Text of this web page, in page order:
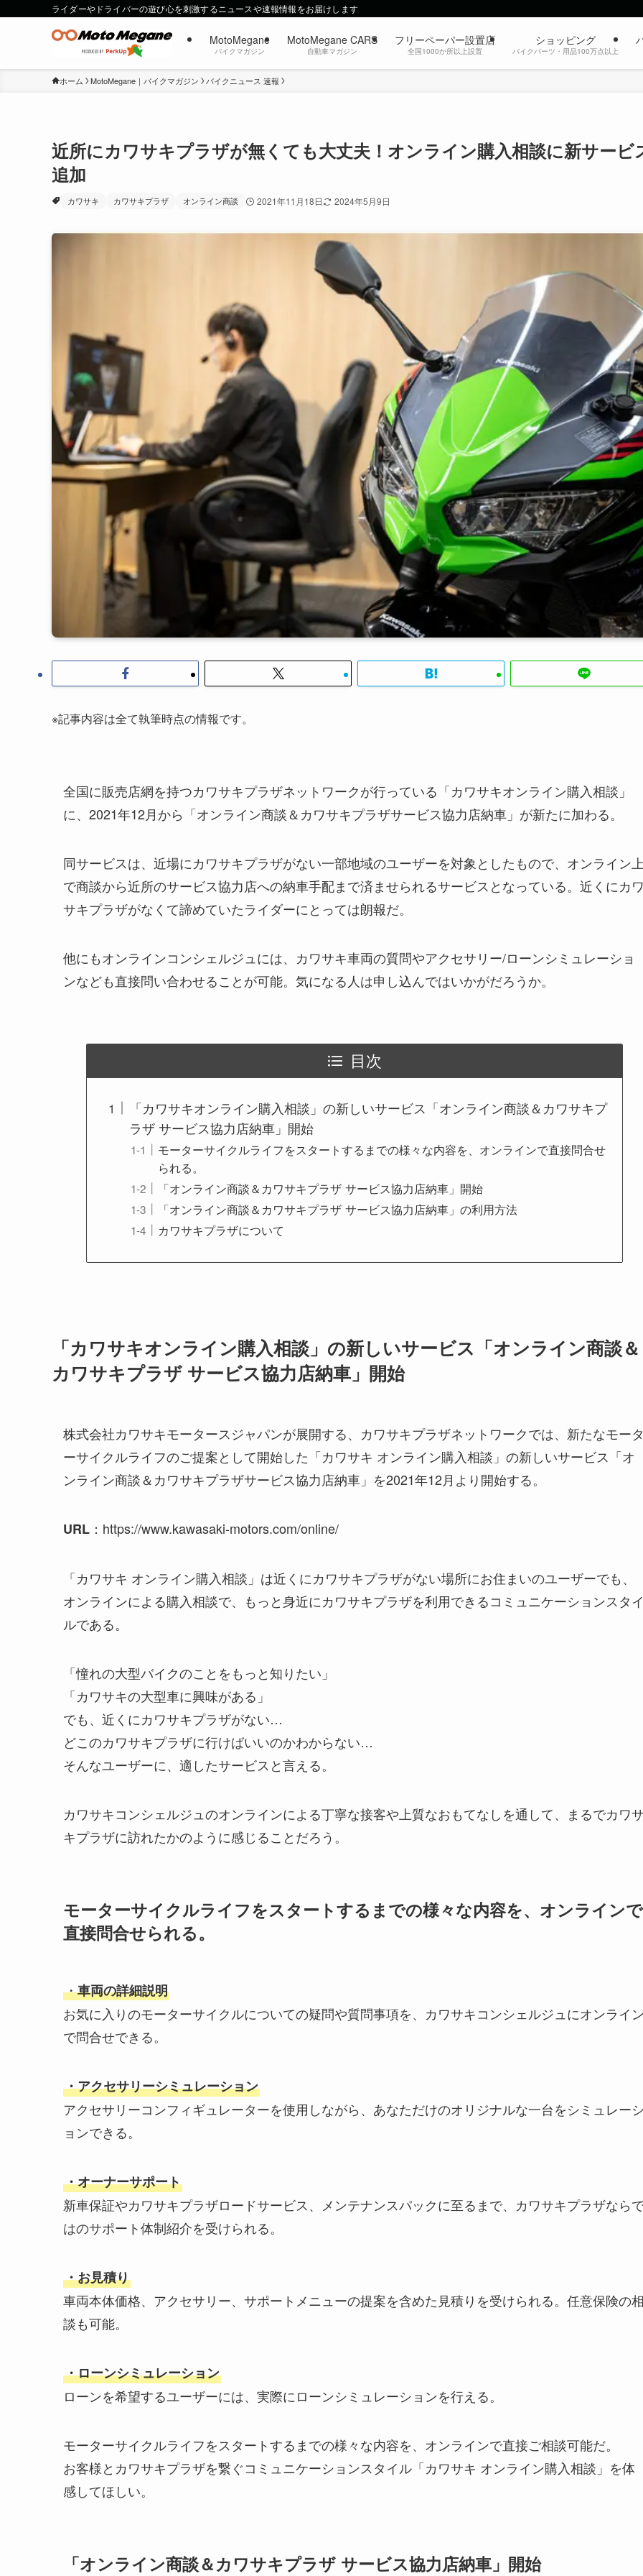
ライダーやドライバーの遊び心を刺激するニュースや速報情報をお届けします
MotoMegane
バイクマガジン
MotoMegane CARS
自動車マガジン
フリーペーパー設置店
全国1000か所以上設置
ショッピング
バイクパーツ・用品100万点以上
ホーム MotoMegane｜バイクマガジン バイクニュース 速報
近所にカワサキプラザが無くても大丈夫！オンライン購入相談に新サービ
追加
カワサキ カワサキプラザ オンライン商談 2021年11月18日 2024年5月9日
※記事内容は全て執筆時点の情報です。
全国に販売店網を持つカワサキプラザネットワークが行っている「カワサキオンライン購入相談」
に、2021年12月から「オンライン商談＆カワサキプラザサービス協力店納車」が新たに加わる。
同サービスは、近場にカワサキプラザがない一部地域のユーザーを対象としたもので、オンライン
で商談から近所のサービス協力店への納車手配まで済ませられるサービスとなっている。近くにカ
サキプラザがなくて諦めていたライダーにとっては朗報だ。
他にもオンラインコンシェルジュには、カワサキ車両の質問やアクセサリー/ローンシミュレーショ
ンなども直接問い合わせることが可能。気になる人は申し込んではいかがだろうか。
目次
「カワサキオンライン購入相談」の新しいサービス「オンライン商談＆カワサキプ
ラザ サービス協力店納車」開始
モーターサイクルライフをスタートするまでの様々な内容を、オンラインで直接問合せ
られる。
「オンライン商談＆カワサキプラザ サービス協力店納車」開始
「オンライン商談＆カワサキプラザ サービス協力店納車」の利用方法
​カワサキプラザについて
「カワサキオンライン購入相談」の新しいサービス「オンライン商談＆
カワサキプラザ サービス協力店納車」開始
株式会社カワサキモータースジャパンが展開する、カワサキプラザネットワークでは、新たなモー
ーサイクルライフのご提案として開始した「カワサキ オンライン購入相談」の新しいサービス「オ
ンライン商談＆カワサキプラザサービス協力店納車」を2021年12月より開始する。
URL ：https://www.kawasaki-motors.com/online/
「カワサキ オンライン購入相談」は近くにカワサキプラザがない場所にお住まいのユーザーでも、
オンラインによる購入相談で、もっと身近にカワサキプラザを利用できるコミュニケーションスタ
ルである。
「憧れの大型バイクのことをもっと知りたい」
「カワサキの大型車に興味がある」
でも、近くにカワサキプラザがない…
どこのカワサキプラザに行けばいいのかわからない…
そんなユーザーに、適したサービスと言える。
カワサキコンシェルジュのオンラインによる丁寧な接客や上質なおもてなしを通して、まるでカワ
キプラザに訪れたかのように感じることだろう。
モーターサイクルライフをスタートするまでの様々な内容を、オンラインで
直接問合せられる。
・車両の詳細説明
お気に入りのモーターサイクルについての疑問や質問事項を、カワサキコンシェルジュにオンライ
で問合せできる。
・アクセサリーシミュレーション
アクセサリーコンフィギュレーターを使用しながら、あなただけのオリジナルな一台をシミュレー
ョンできる。
・オーナーサポート
新車保証やカワサキプラザロードサービス、メンテナンスパックに至るまで、カワサキプラザなら
はのサポート体制紹介を受けられる。
・お見積り
車両本体価格、アクセサリー、サポートメニューの提案を含めた見積りを受けられる。任意保険の
談も可能。
・ローンシミュレーション
ローンを希望するユーザーには、実際にローンシミュレーションを行える。
モーターサイクルライフをスタートするまでの様々な内容を、オンラインで直接ご相談可能だ。
お客様とカワサキプラザを繋ぐコミュニケーションスタイル「カワサキ オンライン購入相談」を体
感してほしい。
「オンライン商談＆カワサキプラザ サービス協力店納車」開始